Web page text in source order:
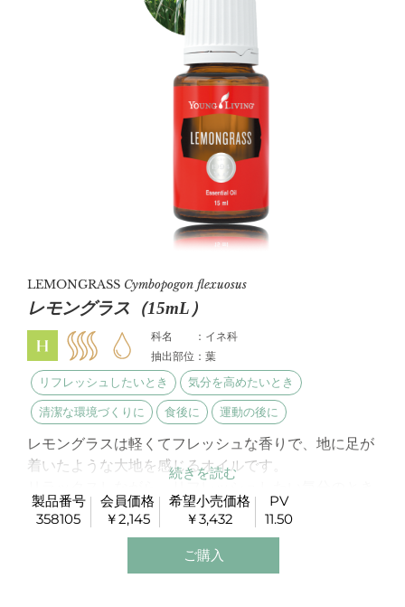
LEMONGRASS Cymbopogon flexuosus
レモングラス（15mL）
科名 ：イネ科
抽出部位：葉
リフレッシュしたいとき 気分を高めたいとき
清潔な環境づくりに 食後に 運動の後に
レモングラスは軽くてフレッシュな香りで、地に足が
着いたような大地を感じるオイルです。
にお試しいただきたい香りです。
製品番号
358105
会員価格
￥2,145
希望小売価格
￥3,432
PV
11.50
ご購入